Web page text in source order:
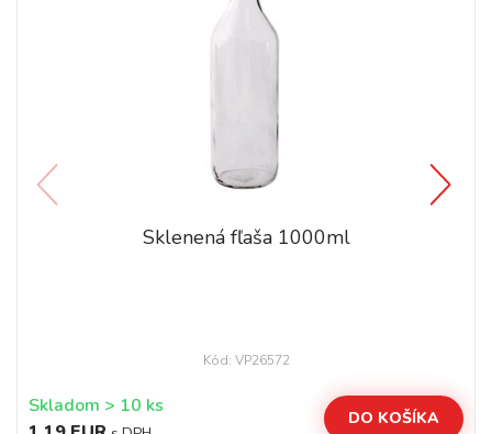
Sklenená fľaša 1000ml
Kód: VP26572
Skladom > 10 ks
DO KOŠÍKA